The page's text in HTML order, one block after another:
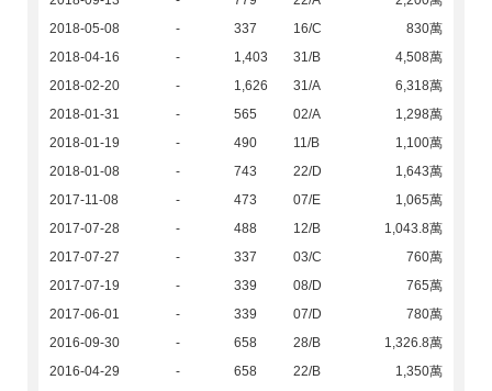
2018-05-08
- 337 16/C
830萬
2018-04-16
- 1,403 31/B
4,508萬
2018-02-20
- 1,626 31/A
6,318萬
2018-01-31
- 565 02/A
1,298萬
2018-01-19
- 490 11/B
1,100萬
2018-01-08
- 743 22/D
1,643萬
2017-11-08
- 473 07/E
1,065萬
2017-07-28
- 488 12/B
1,043.8萬
2017-07-27
- 337 03/C
760萬
2017-07-19
- 339 08/D
765萬
2017-06-01
- 339 07/D
780萬
2016-09-30
- 658 28/B
1,326.8萬
2016-04-29
- 658 22/B
1,350萬